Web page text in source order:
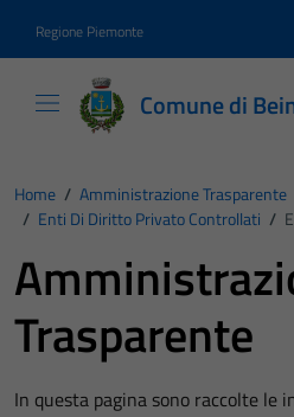
Regione Piemonte
Comune di
Home / Amministrazione Trasparente
/ Enti Di Diritto Privato Controllati /
Trasparente
In questa pagina sono raccolte le